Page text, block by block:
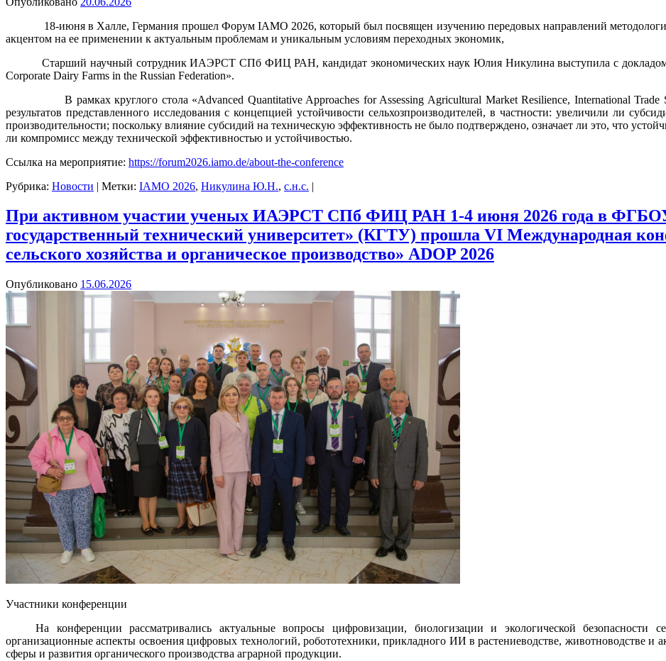
18-июня в Халле, Германия прошел Форум IAMO 2026, который был посвящен изучению передовых направлений методологии
акцентом на ее применении к актуальным проблемам и уникальным условиям переходных экономик,
Старший научный сотрудник ИАЭРСТ СПб ФИЦ РАН, кандидат экономических наук Юлия Никулина выступила с докладом
Corporate Dairy Farms in the Russian Federation».
В рамках круглого стола «Advanced Quantitative Approaches for Assessing Agricultural Market Resilience, International Trade
результатов представленного исследования с концепцией устойчивости сельхозпроизводителей, в частности: увеличили ли
производительности; поскольку влияние субсидий на техническую эффективность не было подтверждено, означает ли это, что
ли компромисс между технической эффективностью и устойчивостью.
Ссылка на мероприятие: https://forum2026.iamo.de/about-the-conference
Рубрика: Новости | Метки: IAMO 2026, Никулина Ю.Н., с.н.с. |
При активном участии ученых ИАЭРСТ СПб ФИЦ РАН 1-4 июня 2026 года в
государственный технический университет» (КГТУ) прошла VI Международная
сельского хозяйства и органическое производство» ADOP 2026
Опубликовано 15.06.2026
Участники конференции
На конференции рассматривались актуальные вопросы цифровизации, биологизации и экологической безопасности
организационные аспекты освоения цифровых технологий, робототехники, прикладного ИИ в растениеводстве, животноводстве и
сферы и развития органического производства аграрной продукции.